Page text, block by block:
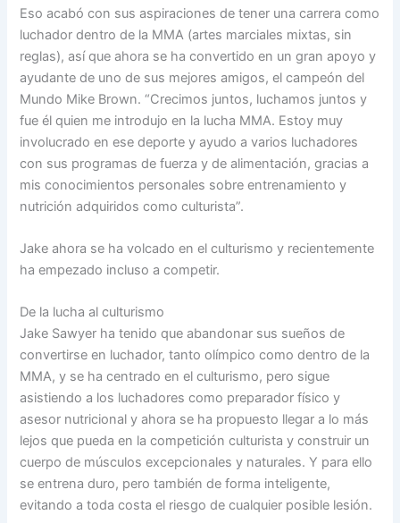
Eso acabó con sus aspiraciones de tener una carrera como
luchador dentro de la MMA (artes marciales mixtas, sin
reglas), así que ahora se ha convertido en un gran apoyo y
ayudante de uno de sus mejores amigos, el campeón del
Mundo Mike Brown. “Crecimos juntos, luchamos juntos y
fue él quien me introdujo en la lucha MMA. Estoy muy
involucrado en ese deporte y ayudo a varios luchadores
con sus programas de fuerza y de alimentación, gracias a
mis conocimientos personales sobre entrenamiento y
nutrición adquiridos como culturista”.
Jake ahora se ha volcado en el culturismo y recientemente
ha empezado incluso a competir.
De la lucha al culturismo
Jake Sawyer ha tenido que abandonar sus sueños de
convertirse en luchador, tanto olímpico como dentro de la
MMA, y se ha centrado en el culturismo, pero sigue
asistiendo a los luchadores como preparador físico y
asesor nutricional y ahora se ha propuesto llegar a lo más
lejos que pueda en la competición culturista y construir un
cuerpo de músculos excepcionales y naturales. Y para ello
se entrena duro, pero también de forma inteligente,
evitando a toda costa el riesgo de cualquier posible lesión.